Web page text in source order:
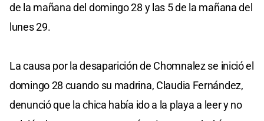
de la mañana del domingo 28 y las 5 de la mañana del
lunes 29.
La causa por la desaparición de Chomnalez se inició el
domingo 28 cuando su madrina, Claudia Fernández,
denunció que la chica había ido a la playa a leer y no